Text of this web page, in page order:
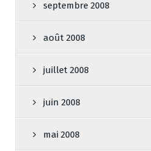
septembre 2008
août 2008
juillet 2008
juin 2008
mai 2008